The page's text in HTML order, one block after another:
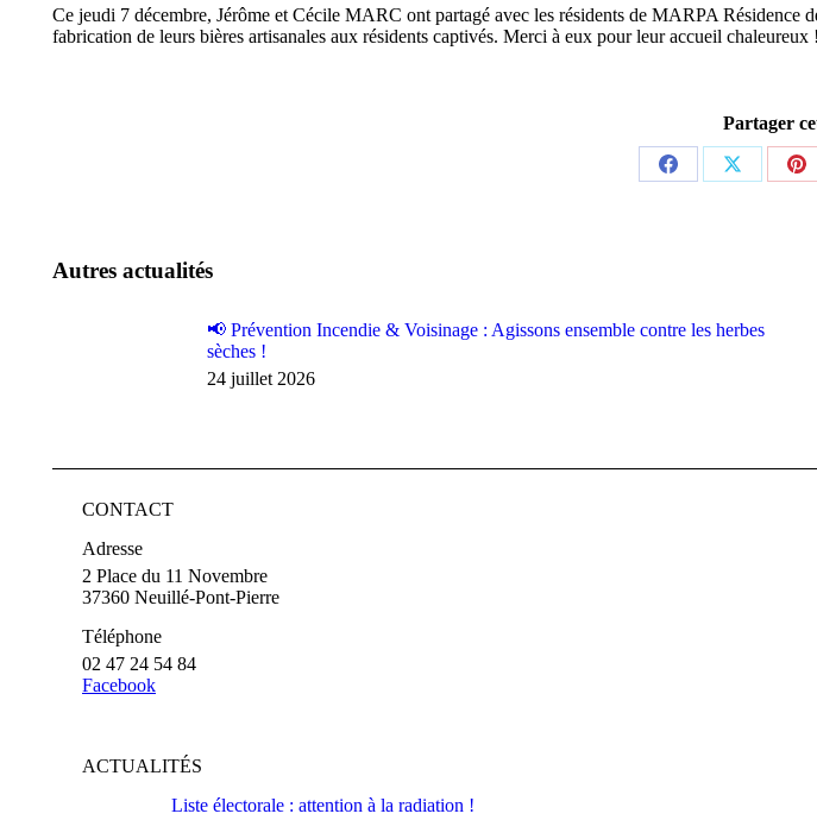
Ce jeudi 7 décembre, Jérôme et Cécile MARC ont partagé avec les résidents de MARPA Résidence
fabrication de leurs bières artisanales aux résidents captivés. Merci à eux pour leur accueil chaleureux !
Partager
PartagerPartager
Autres actualités
📢 Prévention Incendie & Voisinage : Agissons ensemble contre les herbes
sèches !
24 juillet 2026
CONTACT
Adresse
2 Place du 11 Novembre
37360 Neuillé-Pont-Pierre
Téléphone
02 47 24 54 84
Facebook
ACTUALITÉS
Liste électorale : attention à la radiation !